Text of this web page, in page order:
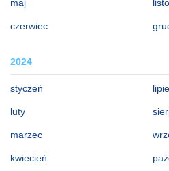
maj
czerwiec
2024
styczeń
luty
marzec
kwiecień